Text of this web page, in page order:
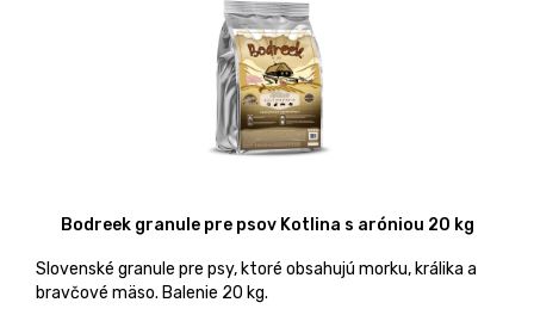
Bodreek granule pre psov Kotlina s aróniou 20 kg
Slovenské granule pre psy, ktoré obsahujú morku, králika a
bravčové mäso. Balenie 20 kg.